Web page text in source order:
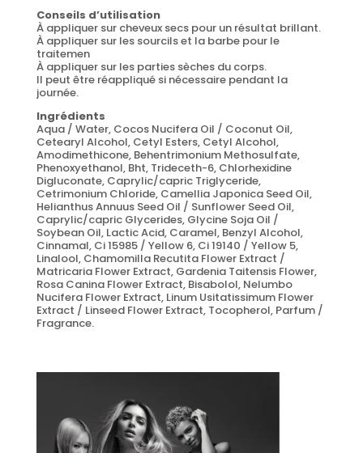
Conseils d’utilisation
À appliquer sur cheveux secs pour un résultat brillant.
À appliquer sur les sourcils et la barbe pour le
traitemen
À appliquer sur les parties sèches du corps.
Il peut être réappliqué si nécessaire pendant la
journée.
Ingrédients
Aqua / Water, Cocos Nucifera Oil / Coconut Oil,
Cetearyl Alcohol, Cetyl Esters, Cetyl Alcohol,
Amodimethicone, Behentrimonium Methosulfate,
Phenoxyethanol, Bht, Trideceth-6, Chlorhexidine
Digluconate, Caprylic/capric Triglyceride,
Cetrimonium Chloride, Camellia Japonica Seed Oil,
Helianthus Annuus Seed Oil / Sunflower Seed Oil,
Caprylic/capric Glycerides, Glycine Soja Oil /
Soybean Oil, Lactic Acid, Caramel, Benzyl Alcohol,
Cinnamal, Ci 15985 / Yellow 6, Ci 19140 / Yellow 5,
Linalool, Chamomilla Recutita Flower Extract /
Matricaria Flower Extract, Gardenia Taitensis Flower,
Rosa Canina Flower Extract, Bisabolol, Nelumbo
Nucifera Flower Extract, Linum Usitatissimum Flower
Extract / Linseed Flower Extract, Tocopherol, Parfum /
Fragrance.